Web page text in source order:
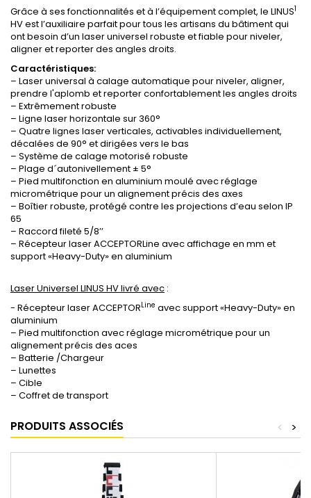
Grâce à ses fonctionnalités et à l’équipement complet, le LINUS1
HV est l’auxiliaire parfait pour tous les artisans du bâtiment qui
ont besoin d’un laser universel robuste et fiable pour niveler,
aligner et reporter des angles droits.
Caractéristiques:
– Laser universal à calage automatique pour niveler, aligner,
prendre l'aplomb et reporter confortablement les angles droits
– Extrêmement robuste
– Ligne laser horizontale sur 360°
– Quatre lignes laser verticales, activables individuellement,
décalées de 90° et dirigées vers le bas
– Système de calage motorisé robuste
– Plage d´autonivellement ± 5°
– Pied multifonction en aluminium moulé avec réglage
micrométrique pour un alignement précis des axes
– Boîtier robuste, protégé contre les projections d’eau selon IP
65
– Raccord fileté 5/8’’
– Récepteur laser ACCEPTORLine avec affichage en mm et
support «Heavy-Duty» en aluminium
Laser Universel LINUS HV livré avec :
- Récepteur laser ACCEPTOR Line avec support «Heavy-Duty» en
aluminium
– Pied multifonction avec réglage micrométrique pour un
alignement précis des aces
– Batterie /Chargeur
– Lunettes
– Cible
– Coffret de transport
PRODUITS ASSOCIÉS >
<